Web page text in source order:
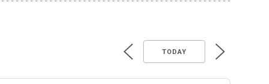
TODAY